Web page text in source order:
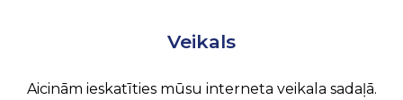
Veikals
Aicinām ieskatīties mūsu interneta veikala sadaļā.